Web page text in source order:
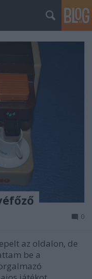
0
az oldalon, de
be a